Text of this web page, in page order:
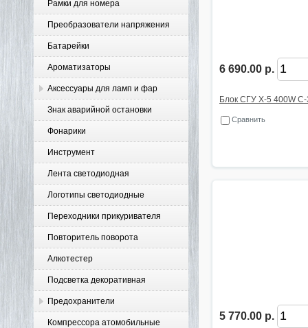
Рамки для номера
Преобразователи напряжения
Батарейки
Ароматизаторы
Аксессуары для ламп и фар
Знак аварийной остановки
Фонарики
Инструмент
Лента светодиодная
Логотипы светодиодные
Переходники прикуривателя
Повторитель поворота
Алкотестер
Подсветка декоративная
Предохранители
Компрессора атомобильные
6 690.00 р.
Блок СГУ X-5 400W
Сравнить
5 770.00 р.